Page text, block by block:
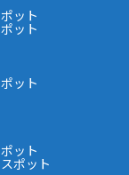
ット
ット
ット
ット
ポット